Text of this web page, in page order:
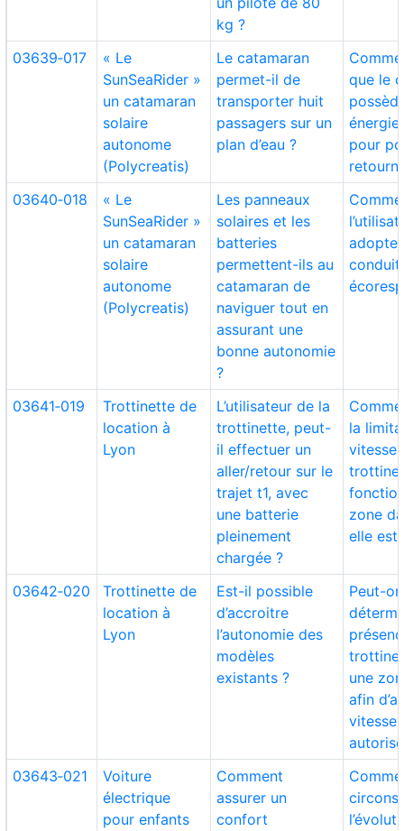
kg ?
03639‑017
« Le
SunSeaRider »
un catamaran
solaire
autonome
(Polycreatis)
Le catamaran
permet-il de
transporter huit
passagers sur un
plan d’eau ?
que le
pour
03640‑018
« Le
SunSeaRider »
un catamaran
solaire
autonome
(Polycreatis)
Les panneaux
solaires et les
batteries
permettent-ils au
catamaran de
naviguer tout en
assurant une
bonne autonomie
?
03641‑019
Trottinette de
location à
Lyon
L’utilisateur de la
trottinette, peut-
il effectuer un
aller/retour sur le
trajet t1, avec
une batterie
pleinement
chargée ?
la
vitesse
zone
elle est
03642‑020
Trottinette de
location à
Lyon
Est-il possible
d’accroitre
l’autonomie des
modèles
existants ?
Peut-on
une
afin
vitesse
03643‑021
Voiture
électrique
pour enfants
Comment
assurer un
confort